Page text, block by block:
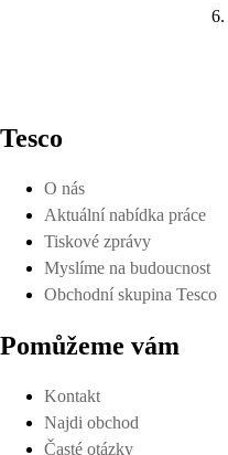
Tesco
O nás
Aktuální nabídka práce
Tiskové zprávy
Myslíme na budoucnost
Obchodní skupina Tesco
Pomůžeme vám
Kontakt
Najdi obchod
Časté otázky